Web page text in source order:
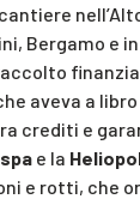
Bergamo e
aveva a
crediti e
e la
e rotti, che